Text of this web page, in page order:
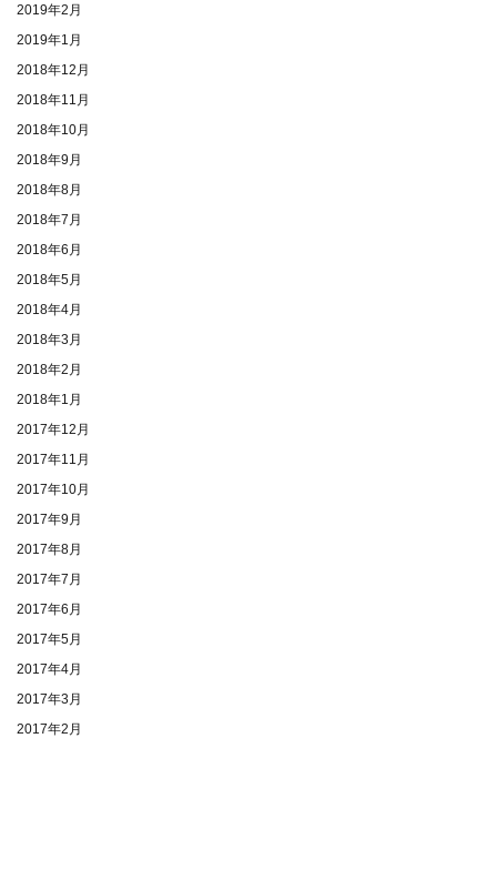
2019年2月
2019年1月
2018年12月
2018年11月
2018年10月
2018年9月
2018年8月
2018年7月
2018年6月
2018年5月
2018年4月
2018年3月
2018年2月
2018年1月
2017年12月
2017年11月
2017年10月
2017年9月
2017年8月
2017年7月
2017年6月
2017年5月
2017年4月
2017年3月
2017年2月